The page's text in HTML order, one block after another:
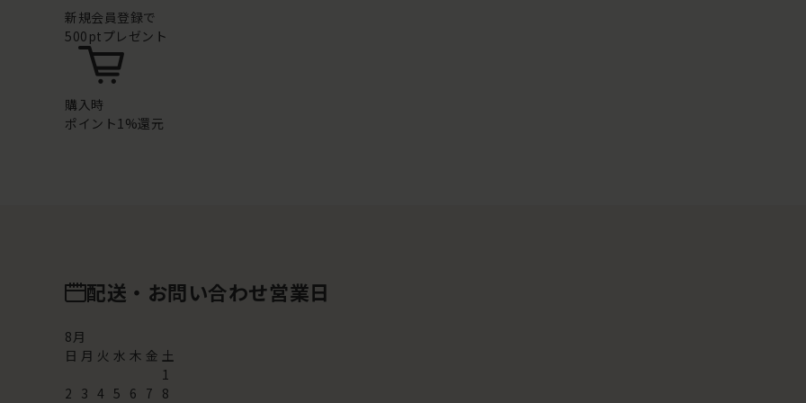
新規会員登録で
500ptプレゼント
購入時
ポイント1%還元
配送・お問い合わせ営業日
8月
日 月 火 水 木 金 土
1
2 3 4 5 6 7 8